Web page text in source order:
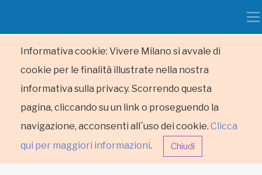
Informativa cookie: Vivere Milano si avvale di
cookie per le finalità illustrate nella nostra
informativa sulla privacy. Scorrendo questa
pagina, cliccando su un link o proseguendo la
navigazione, acconsenti all´uso dei cookie. Clicca
qui per maggiori informazioni. Chiudi